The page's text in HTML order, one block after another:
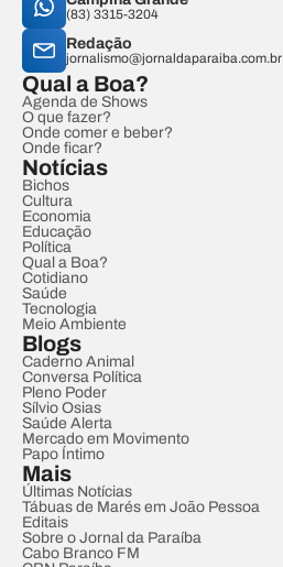
(83) 3315-3204
Redação
jornalismo@jornaldaparaiba.com.br
Qual a Boa?
Agenda de Shows
O que fazer?
Onde comer e beber?
Onde ficar?
Notícias
Bichos
Cultura
Economia
Educação
Política
Qual a Boa?
Cotidiano
Saúde
Tecnologia
Meio Ambiente
Blogs
Caderno Animal
Conversa Política
Pleno Poder
Sílvio Osias
Saúde Alerta
Mercado em Movimento
Papo Íntimo
Mais
Últimas Notícias
Tábuas de Marés em João Pessoa
Editais
Sobre o Jornal da Paraíba
Cabo Branco FM